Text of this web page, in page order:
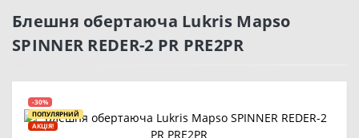
Блешня обертаюча Lukris Mapso
SPINNER REDER-2 PR PRE2PR
-30%
ПОПУЛЯРНИЙ
АКЦІЯ!